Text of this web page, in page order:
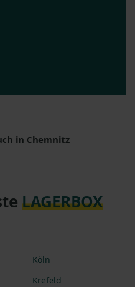
in Chemnitz
LAGERBOX
Köln
Krefeld